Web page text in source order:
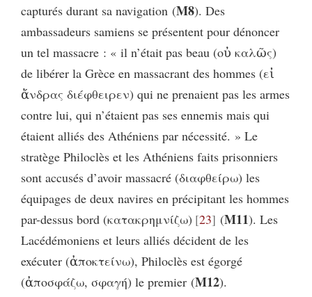
capturés durant sa navigation (M8). Des
ambassadeurs samiens se présentent pour dénoncer
un tel massacre : « il n’était pas beau (οὐ καλῶς)
de libérer la Grèce en massacrant des hommes (εἰ
ἄνδρας διέφθειρεν) qui ne prenaient pas les armes
contre lui, qui n’étaient pas ses ennemis mais qui
étaient alliés des Athéniens par nécessité. » Le
stratège Philoclès et les Athéniens faits prisonniers
sont accusés d’avoir massacré (διαφθείρω) les
équipages de deux navires en précipitant les hommes
par-dessus bord (κατακρημνίζω) 23 (M11). Les
Lacédémoniens et leurs alliés décident de les
exécuter (ἀποκτείνω), Philoclès est égorgé
(ἀποσφάζω, σφαγή) le premier (M12).